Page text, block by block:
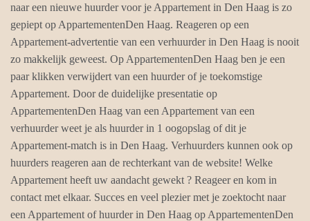
naar een nieuwe huurder voor je Appartement in Den Haag is zo
gepiept op AppartementenDen Haag. Reageren op een
Appartement-advertentie van een verhuurder in Den Haag is nooit
zo makkelijk geweest. Op AppartementenDen Haag ben je een
paar klikken verwijdert van een huurder of je toekomstige
Appartement. Door de duidelijke presentatie op
AppartementenDen Haag van een Appartement van een
verhuurder weet je als huurder in 1 oogopslag of dit je
Appartement-match is in Den Haag. Verhuurders kunnen ook op
huurders reageren aan de rechterkant van de website! Welke
Appartement heeft uw aandacht gewekt ? Reageer en kom in
contact met elkaar. Succes en veel plezier met je zoektocht naar
een Appartement of huurder in Den Haag op AppartementenDen